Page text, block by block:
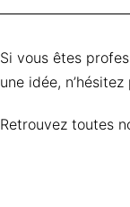
Si vous êtes
une idée,
Retrouvez toutes